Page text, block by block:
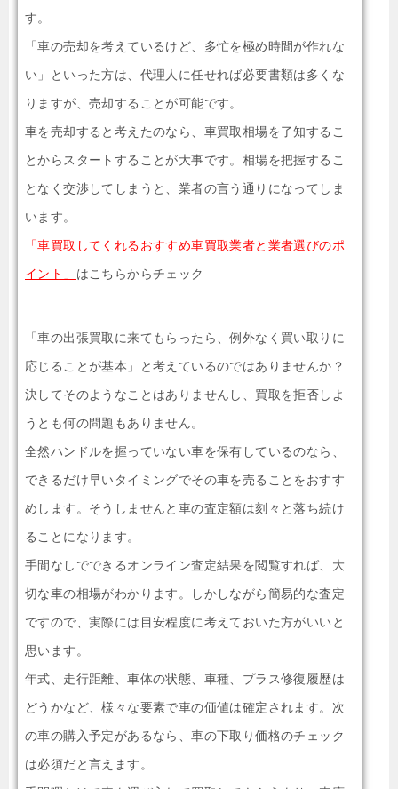
す。
「車の売却を考えているけど、多忙を極め時間が作れな
い」といった方は、代理人に任せれば必要書類は多くな
りますが、売却することが可能です。
車を売却すると考えたのなら、車買取相場を了知するこ
とからスタートすることが大事です。相場を把握するこ
となく交渉してしまうと、業者の言う通りになってしま
います。
「車買取してくれるおすすめ車買取業者と業者選びのポ
イント」 はこちらからチェック
「車の出張買取に来てもらったら、例外なく買い取りに
応じることが基本」と考えているのではありませんか？
決してそのようなことはありませんし、買取を拒否しよ
うとも何の問題もありません。
全然ハンドルを握っていない車を保有しているのなら、
できるだけ早いタイミングでその車を売ることをおすす
めします。そうしませんと車の査定額は刻々と落ち続け
ることになります。
手間なしでできるオンライン査定結果を閲覧すれば、大
切な車の相場がわかります。しかしながら簡易的な査定
ですので、実際には目安程度に考えておいた方がいいと
思います。
年式、走行距離、車体の状態、車種、プラス修復履歴は
どうかなど、様々な要素で車の価値は確定されます。次
の車の購入予定があるなら、車の下取り価格のチェック
は必須だと言えます。